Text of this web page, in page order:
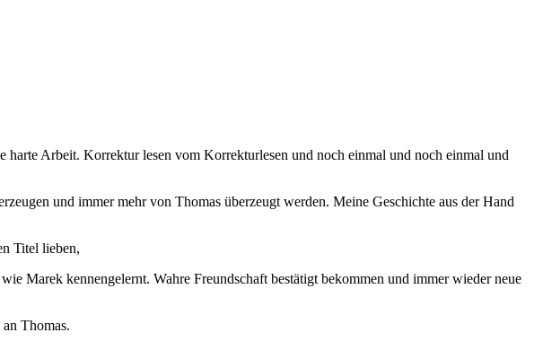
harte Arbeit. Korrektur lesen vom Korrekturlesen und noch einmal und noch einmal und
und immer mehr von Thomas überzeugt werden. Meine Geschichte aus der Hand
Titel lieben,
Marek kennengelernt. Wahre Freundschaft bestätigt bekommen und immer wieder neue
Thomas.